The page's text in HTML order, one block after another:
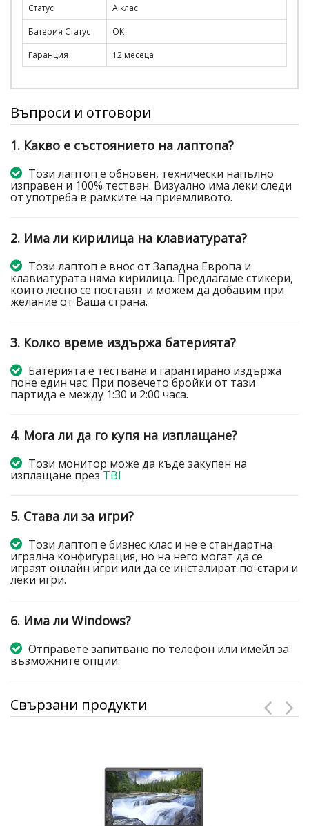
Статус
A клас
Батерия Статус
OK
Гаранция
12 месеца
Въпроси и отговори
1. Какво е състоянието на лаптопа?
Този лаптоп е обновен, технически напълно
изправен и 100% тестван. Визуално има леки следи
от употреба в рамките на приемливото.
2. Има ли кирилица на клавиатурата?
Този лаптоп е внос от Западна Европа и
клавиатурата няма кирилица. Предлагаме стикери,
които лесно се поставят и можем да добавим при
желание от Ваша страна.
3. Колко време издържа батерията?
Батерията е тествана и гарантирано издържа
поне един час. При повечето бройки от тази
партида е между 1:30 и 2:00 часа.
4. Мога ли да го купя на изплащане?
Този монитор може да къде закупен на
изплащане презTBI
5. Става ли за игри?
Този лаптоп е бизнес клас и не е стандартна
игрална конфигурация, но на него могат да се
играят онлайн игри или да се инсталират по-стари и
леки игри.
6. Има ли Windows?
Отправете запитване по телефон или имейл за
възможните опции.
Свързани продукти